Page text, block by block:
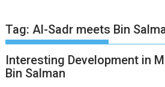
Tag:Al-Sadr meets Bin
Interesting Development in
Bin Salman